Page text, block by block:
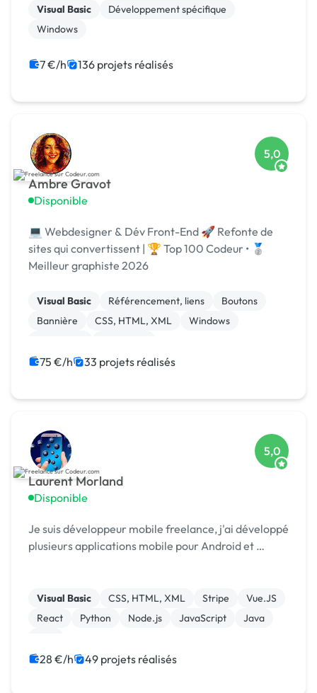
Télétravail. Je travaille exclusivement sur les outils
...
Visual Basic
Développement spécifique
Windows
7 €/h 136 projets réalisés
Ambre Gravot
Disponible
5,0
💻 Webdesigner & Dév Front-End 🚀 Refonte de
sites qui convertissent | 🏆 Top 100 Codeur • 🥈
Meilleur graphiste 2026
Visual Basic Référencement, liens
Boutons
Bannière
CSS, HTML, XML
Windows
Print (flyer, plaquette, affiche...)
75 €/h 33 projets réalisés
Laurent Morland
Disponible
5,0
Je suis développeur mobile freelance, j'ai développé
plusieurs applications mobile pour Android et …
Visual Basic CSS, HTML, XML Stripe
Vue.JS
React
Python Node.js JavaScript
Java
28 €/h 49 projets réalisés